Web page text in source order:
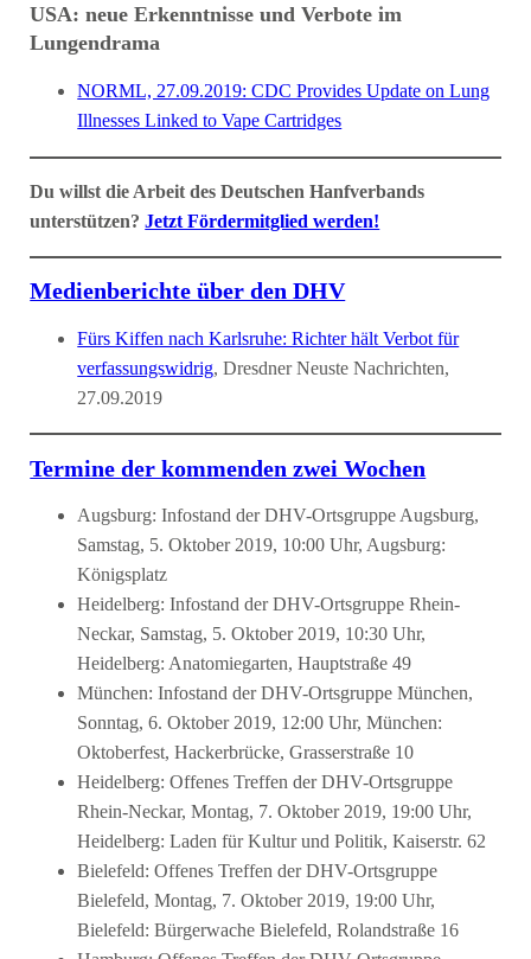
USA: neue Erkenntnisse und Verbote im
Lungendrama
NORML, 27.09.2019: CDC Provides Update on Lung
Illnesses Linked to Vape Cartridges
Du willst die Arbeit des Deutschen Hanfverbands
unterstützen?Jetzt Fördermitglied werden!
Medienberichte über den DHV
Fürs Kiffen nach Karlsruhe: Richter hält Verbot für
verfassungswidrig, Dresdner Neuste Nachrichten,
27.09.2019
Termine der kommenden zwei Wochen
Augsburg: Infostand der DHV-Ortsgruppe Augsburg,
Samstag, 5. Oktober 2019, 10:00 Uhr, Augsburg:
Königsplatz
Heidelberg: Infostand der DHV-Ortsgruppe Rhein-
Neckar, Samstag, 5. Oktober 2019, 10:30 Uhr,
Heidelberg: Anatomiegarten, Hauptstraße 49
München: Infostand der DHV-Ortsgruppe München,
Sonntag, 6. Oktober 2019, 12:00 Uhr, München:
Oktoberfest, Hackerbrücke, Grasserstraße 10
Heidelberg: Offenes Treffen der DHV-Ortsgruppe
Rhein-Neckar, Montag, 7. Oktober 2019, 19:00 Uhr,
Heidelberg: Laden für Kultur und Politik, Kaiserstr. 62
Bielefeld: Offenes Treffen der DHV-Ortsgruppe
Bielefeld, Montag, 7. Oktober 2019, 19:00 Uhr,
Bielefeld: Bürgerwache Bielefeld, Rolandstraße 16